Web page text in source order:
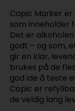
Copic Marker
som inneholder
Det er
godt – og som,
gir en klar,
brukes på de
god ide å teste
Copic er
de veldig lang